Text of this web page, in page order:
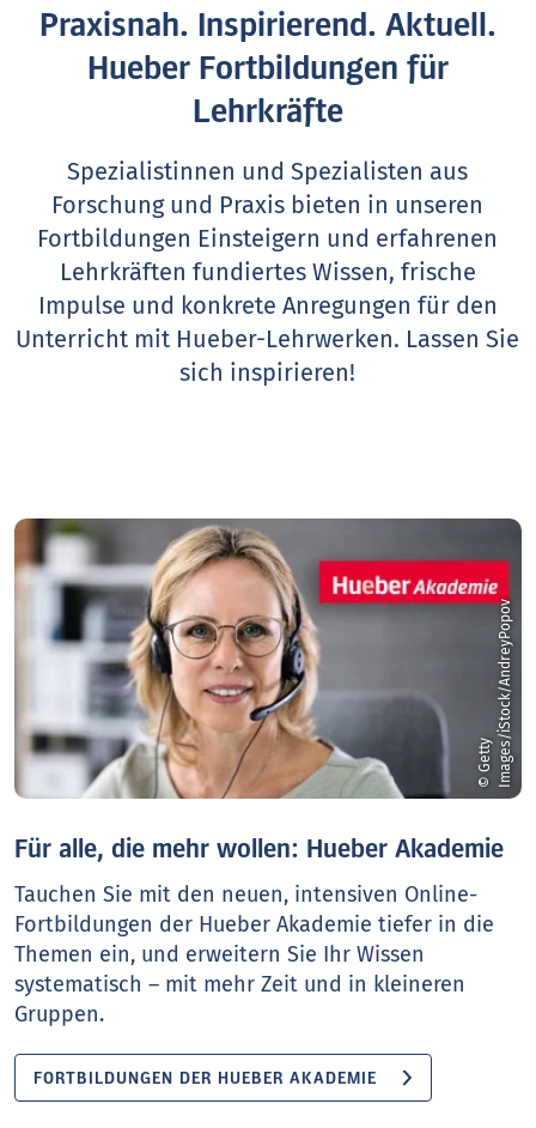
Praxisnah. Inspirierend. Aktuell.
Hueber Fortbildungen für
Lehrkräfte
Spezialistinnen und Spezialisten aus
Forschung und Praxis bieten in unseren
Fortbildungen Einsteigern und erfahrenen
Lehrkräften fundiertes Wissen, frische
Impulse und konkrete Anregungen für den
Unterricht mit Hueber-Lehrwerken. Lassen Sie
sich inspirieren!
©
G
e
t
t
y
I
m
a
g
e
s
/
i
S
t
o
c
k
/
A
n
d
r
e
y
P
o
p
ov
Für alle, die mehr wollen: Hueber Akademie
Tauchen Sie mit den neuen, intensiven Online-
Fortbildungen der Hueber Akademie tiefer in die
Themen ein, und erweitern Sie Ihr Wissen
systematisch – mit mehr Zeit und in kleineren
Gruppen.
FORTBILDUNGEN DER HUEBER AKADEMIE